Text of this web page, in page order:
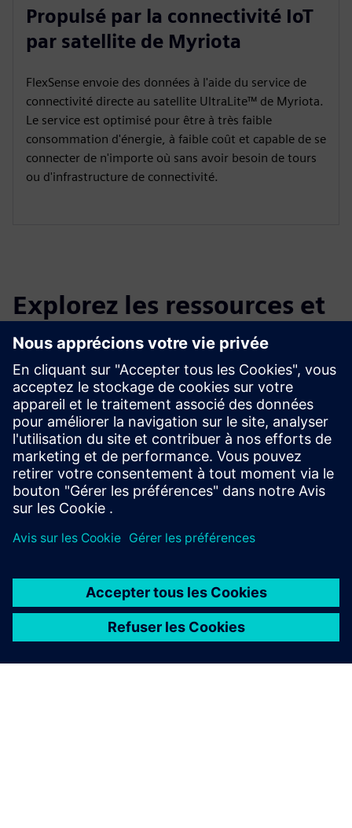
Propulsé par la connectivité IoT
par satellite de Myriota
FlexSense envoie des données à l'aide du service de
connectivité directe au satellite UltraLite™ de Myriota.
Le service est optimisé pour être à très faible
consommation d'énergie, à faible coût et capable de se
connecter de n'importe où sans avoir besoin de tours
ou d'infrastructure de connectivité.
Explorez les ressources et
les produits connexes
Renseignements et ressources
supplémentaires
Déballage Myriota FlexSense
Fiche technique Myriota FlexSense (EN)